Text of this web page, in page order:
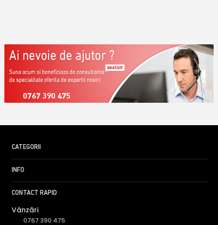
0767 390 475
CATEGORII
INFO
CONTACT RAPID
Vânzări
0767 390 475